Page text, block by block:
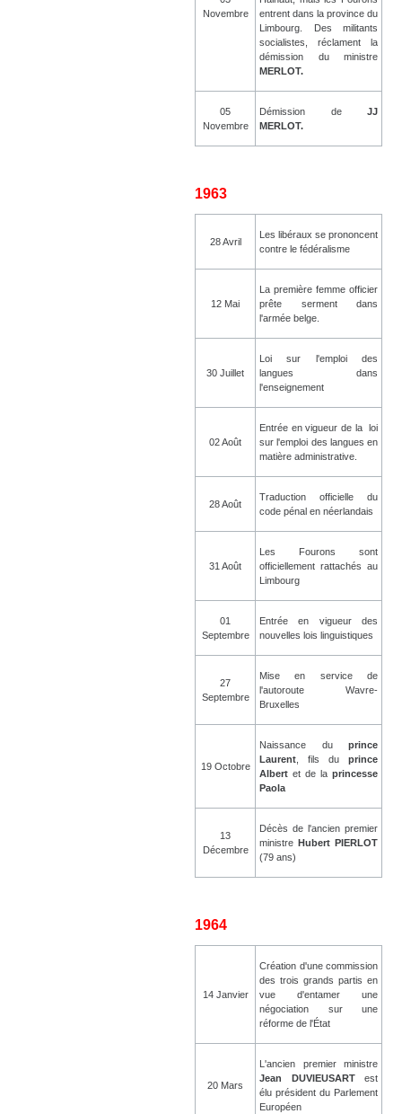
Novembre
entrent dans la province du
Limbourg. Des militants
socialistes, réclament la
démission du ministre
MERLOT.
05
Novembre
Démission de JJ
MERLOT.
1963
28 Avril
Les libéraux se prononcent
contre le fédéralisme
12 Mai
La première femme officier
prête serment dans
l'armée belge.
30 Juillet
Loi sur l'emploi des
langues dans
l'enseignement
02 Août
Entrée en vigueur de la loi
sur l'emploi des langues en
matière administrative.
28 Août
Traduction officielle du
code pénal en néerlandais
31 Août
Les Fourons sont
officiellement rattachés au
Limbourg
01
Septembre
Entrée en vigueur des
nouvelles lois linguistiques
27
Septembre
Mise en service de
l'autoroute Wavre-
Bruxelles
19 Octobre
Naissance du prince
Laurent , fils du prince
Albert et de la princesse
Paola
13
Décembre
Décès de l'ancien premier
ministre Hubert PIERLOT
(79 ans)
1964
14 Janvier
Création d'une commission
des trois grands partis en
vue d'entamer une
négociation sur une
réforme de l'État
20 Mars
L'ancien premier ministre
Jean DUVIEUSARTest
élu président du Parlement
Européen